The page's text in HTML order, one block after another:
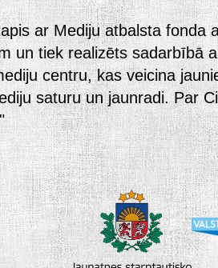
ar Mediju atbalsta fonda
un tiek realizēts sadarbībā
centru, kas veicina
saturu un jaunradi. Par